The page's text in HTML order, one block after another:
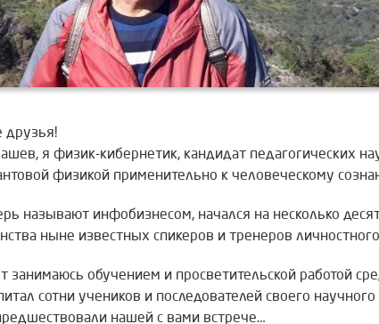
друзья!
я физик-кибернетик, кандидат педагогических
физикой применительно к человеческому
называют инфобизнесом, начался на несколько
ныне известных спикеров и тренеров
занимаюсь обучением и просветительской работой
сотни учеников и последователей своего
нашей с вами встрече…